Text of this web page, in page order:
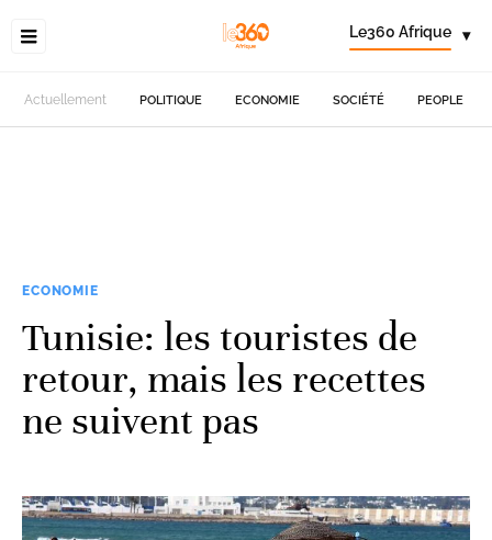
Le360 Afrique ▾
Actuellement POLITIQUE ECONOMIE SOCIÉTÉ PEOPLE
ECONOMIE
Tunisie: les touristes de
retour, mais les recettes
ne suivent pas